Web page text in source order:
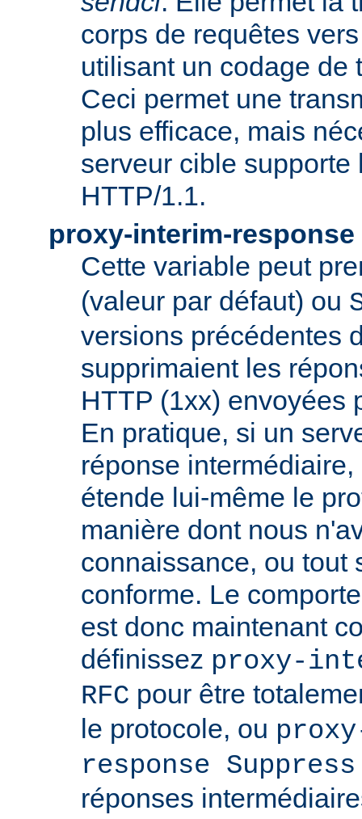
corps de requêtes
utilisant un codage de
Ceci permet une
plus efficace, mais
serveur cible supporte
HTTP/1.1.
proxy-interim-response
Cette variable peut
(valeur par défaut) ou
versions précédentes
supprimaient les
HTTP (1xx) envoyées
En pratique, si un
réponse
étende lui-même le
manière dont nous
connaissance, ou tout
conforme. Le
est donc maintenant
définissez proxy-
RFC pour être
le protocole, ou
response Suppress
réponses